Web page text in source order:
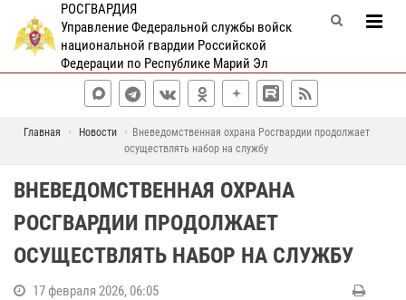
РОСГВАРДИЯ
Управление Федеральной службы войск
национальной гвардии Российской
Федерации по Республике Марий Эл
Главная Новости
Вневедомственная охрана Росгвардии продолжает
осуществлять набор на службу
ВНЕВЕДОМСТВЕННАЯ ОХРАНА
РОСГВАРДИИ ПРОДОЛЖАЕТ
ОСУЩЕСТВЛЯТЬ НАБОР НА СЛУЖБУ
17 февраля 2026, 06:05